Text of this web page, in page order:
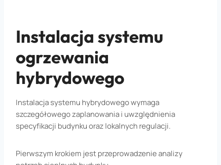
Instalacja systemu
ogrzewania
hybrydowego
Instalacja systemu hybrydowego wymaga
szczegółowego zaplanowania i uwzględnienia
specyfikacji budynku oraz lokalnych regulacji.
Pierwszym krokiem jest przeprowadzenie analizy